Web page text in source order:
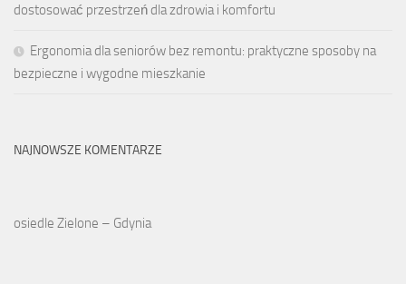
dostosować przestrzeń dla zdrowia i komfortu
Ergonomia dla seniorów bez remontu: praktyczne sposoby na
bezpieczne i wygodne mieszkanie
NAJNOWSZE KOMENTARZE
osiedle Zielone – Gdynia